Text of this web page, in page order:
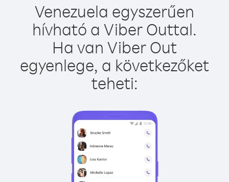
Venezuela egyszerűen
hívható a Viber Outtal.
Ha van Viber Out
egyenlege, a következőket
teheti: